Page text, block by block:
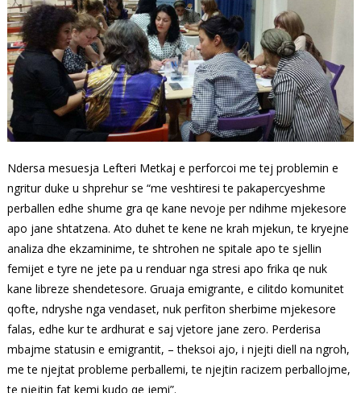
Ndersa mesuesja Lefteri Metkaj e perforcoi me tej problemin e
ngritur duke u shprehur se “me veshtiresi te pakapercyeshme
perballen edhe shume gra qe kane nevoje per ndihme mjekesore
apo jane shtatzena. Ato duhet te kene ne krah mjekun, te kryejne
analiza dhe ekzaminime, te shtrohen ne spitale apo te sjellin
femijet e tyre ne jete pa u renduar nga stresi apo frika qe nuk
kane libreze shendetesore. Gruaja emigrante, e cilitdo komunitet
qofte, ndryshe nga vendaset, nuk perfiton sherbime mjekesore
falas, edhe kur te ardhurat e saj vjetore jane zero. Perderisa
mbajme statusin e emigrantit, – theksoi ajo, i njejti diell na ngroh,
me te njejtat probleme perballemi, te njejtin racizem perballojme,
te njejtin fat kemi kudo qe jemi”.